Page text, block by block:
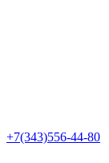
+7(343)556-44-80